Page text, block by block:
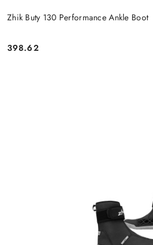
Zhik Buty 130 Performance Ankle Boot
Cena:
398.62